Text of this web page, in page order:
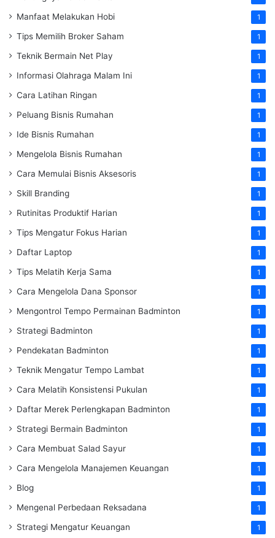
Manfaat Melakukan Hobi 1
Tips Memilih Broker Saham 1
Teknik Bermain Net Play 1
Informasi Olahraga Malam Ini 1
Cara Latihan Ringan 1
Peluang Bisnis Rumahan 1
Ide Bisnis Rumahan 1
Mengelola Bisnis Rumahan 1
Cara Memulai Bisnis Aksesoris 1
Skill Branding 1
Rutinitas Produktif Harian 1
Tips Mengatur Fokus Harian 1
Daftar Laptop 1
Tips Melatih Kerja Sama 1
Cara Mengelola Dana Sponsor 1
Mengontrol Tempo Permainan Badminton 1
Strategi Badminton 1
Pendekatan Badminton 1
Teknik Mengatur Tempo Lambat 1
Cara Melatih Konsistensi Pukulan 1
Daftar Merek Perlengkapan Badminton 1
Strategi Bermain Badminton 1
Cara Membuat Salad Sayur 1
Cara Mengelola Manajemen Keuangan 1
Blog 1
Mengenal Perbedaan Reksadana 1
Strategi Mengatur Keuangan 1